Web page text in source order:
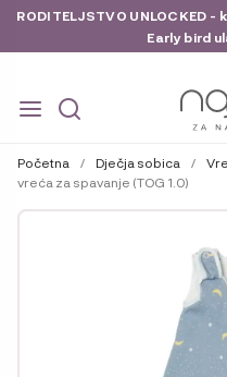
RODITELJSTVO UNLOCKED
Early bird
na
navigaciju
do
sadržaja
Početna / Dječja sobica /
vreća za spavanje (TOG 1.0)